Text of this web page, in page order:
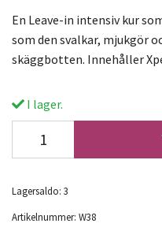
En Leave-in intensiv kur
som den svalkar, mjukgör
skäggbotten. Innehåller
I lager.
Lagersaldo: 3
Artikelnummer: W38